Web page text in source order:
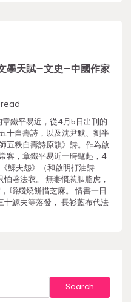
學天賦–文史–中國作家
read
鐵平易近，從4月5日出刊的
十自壽詩，以及沈尹默、劉半
五秩自壽詩原韻》詩。作為啟
客，章鐵平易近一時髦起，4
鰥夫怨》（和啟明打油詩
著法衣。 無妻慣惹胭脂虎，
嚼殘燒餅惜芝麻。 情書一日
十鰥夫等落發， 長衫藍布代法
Search